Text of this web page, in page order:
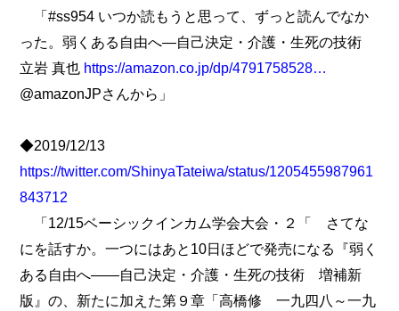
「#ss954 いつか読もうと思って、ずっと読んでなか
った。弱くある自由へ―自己決定・介護・生死の技術
立岩 真也 https://amazon.co.jp/dp/4791758528…
@amazonJPさんから」
◆2019/12/13
https://twitter.com/ShinyaTateiwa/status/1205455987961
843712
「12/15ベーシックインカム学会大会・２「 さてな
にを話すか。一つにはあと10日ほどで発売になる『弱く
ある自由へ――自己決定・介護・生死の技術 増補新
版』の、新たに加えた第９章「高橋修 一九四八～一九